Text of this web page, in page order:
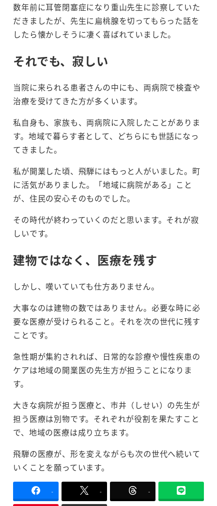
数年前に耳管閉塞症になり重山先生に診察していた
だきましたが、先生に扁桃腺を切ってもらった話を
したら懐かしそうに凄く喜ばれていました。
それでも、寂しい
当院に来られる患者さんの中にも、両病院で検査や
治療を受けてきた方が多くいます。
私自身も、家族も、両病院に入院したことがありま
す。地域で暮らす者として、どちらにも世話になっ
てきました。
私が開業した頃、飛騨にはもっと人がいました。町
に活気がありました。「地域に病院がある」こと
が、住民の安心そのものでした。
その時代が終わっていくのだと思います。それが寂
しいです。
建物ではなく、医療を残す
しかし、嘆いていても仕方ありません。
大事なのは建物の数ではありません。必要な時に必
要な医療が受けられること。それを次の世代に残す
ことです。
急性期が集約されれば、日常的な診療や慢性疾患の
ケアは地域の開業医の先生方が担うことになりま
す。
大きな病院が担う医療と、市井（しせい）の先生が
担う医療は別物です。それぞれが役割を果たすこと
で、地域の医療は成り立ちます。
飛騨の医療が、形を変えながらも次の世代へ続いて
いくことを願っています。
- - -